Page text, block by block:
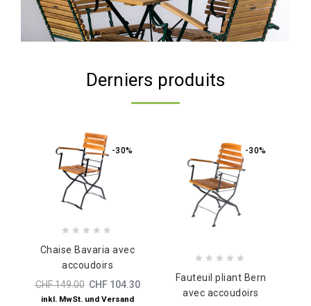
Derniers produits
-30%
out
of
Chaise Bavaria avec
accoudoirs
CHF149.00 CHF104.30
inkl. MwSt. und Versand
-30%
out
of
Fauteuil pliant Bern
avec accoudoirs